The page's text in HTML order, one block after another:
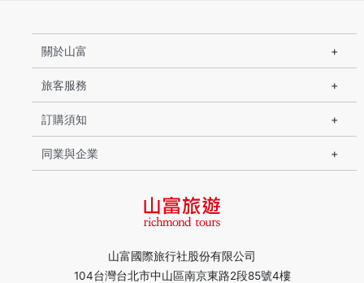
山富國際旅行社股份有限公司
104台灣台北市中山區南京東路2段85號4樓
關於山富
旅客服務
訂購須知
同業與企業